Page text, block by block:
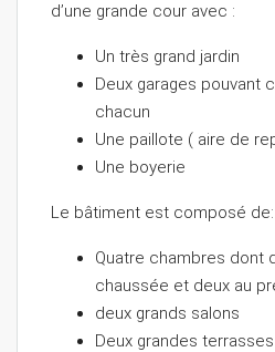
d’une grande cour avec :
Un très grand jardin
Deux garages pouvant
chacun
Une paillote ( aire de
Une boyerie
Le bâtiment est composé de:
Quatre chambres dont
chaussée et deux au
⁠deux grands salons
⁠Deux grandes